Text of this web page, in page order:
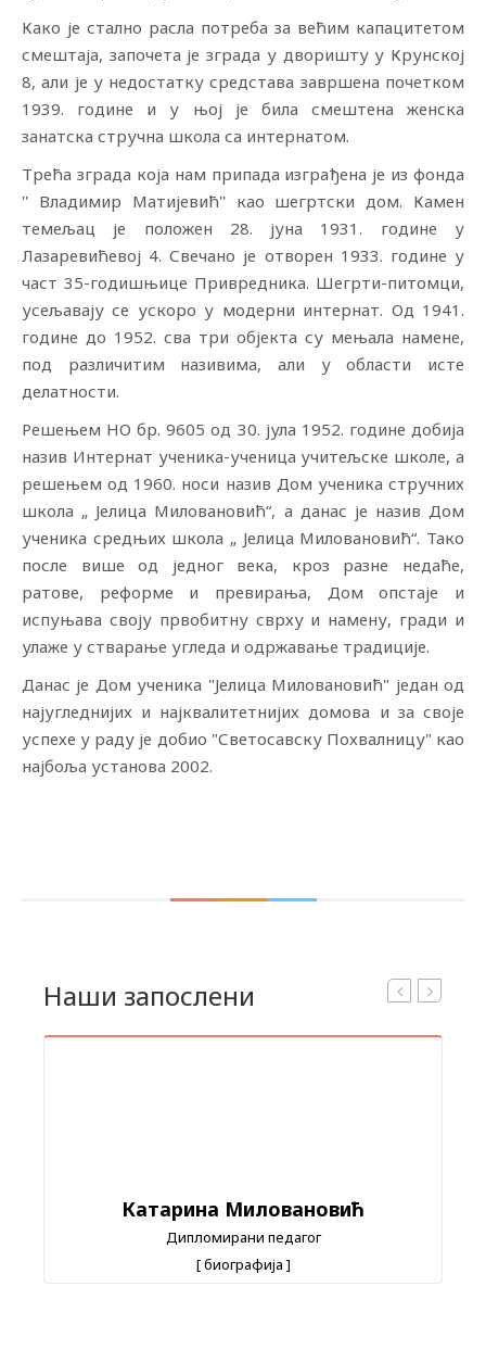
Како је стално расла потреба за већим капацитетом
смештаја, започета је зграда у дворишту у Крунској
8, али је у недостатку средстава завршена почетком
1939. године и у њој је била смештена женска
занатска стручна школа са интернатом.
Трећа зграда која нам припада изграђена је из фонда
'' Владимир Матијевић'' као шегртски дом. Камен
темељац је положен 28. јуна 1931. године у
Лазаревићевој 4. Свечано је отворен 1933. године у
част 35-годишњице Привредника. Шегрти-питомци,
усељавају се ускоро у модерни интернат. Од 1941.
године до 1952. сва три објекта су мењала намене,
под различитим називима, али у области исте
делатности.
Решењем НО бр. 9605 од 30. јула 1952. године добија
назив Интернат ученика-ученица учитељске школе, а
решењем од 1960. носи назив Дом ученика стручних
школа „ Јелица Миловановић“, а данас је назив Дом
ученика средњих школа „ Јелица Миловановић“. Тако
после више од једног века, кроз разне недаће,
ратове, реформе и превирања, Дом опстаје и
испуњава своју првобитну сврху и намену, гради и
улаже у стварање угледа и одржавање традиције.
Данас је Дом ученика "Јелица Миловановић" један од
најугледнијих и најквалитетнијих домова и за своје
успехе у раду је добио "Светосавску Похвалницу" као
најбоља установа 2002.
Наши запослени
Катарина Миловановић
Дипломирани педагог
[биографија ]